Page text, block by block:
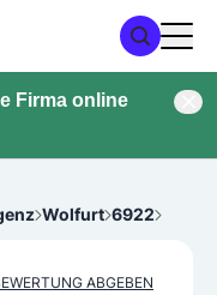
Firma online
Wolfurt 6922
ABGEBEN